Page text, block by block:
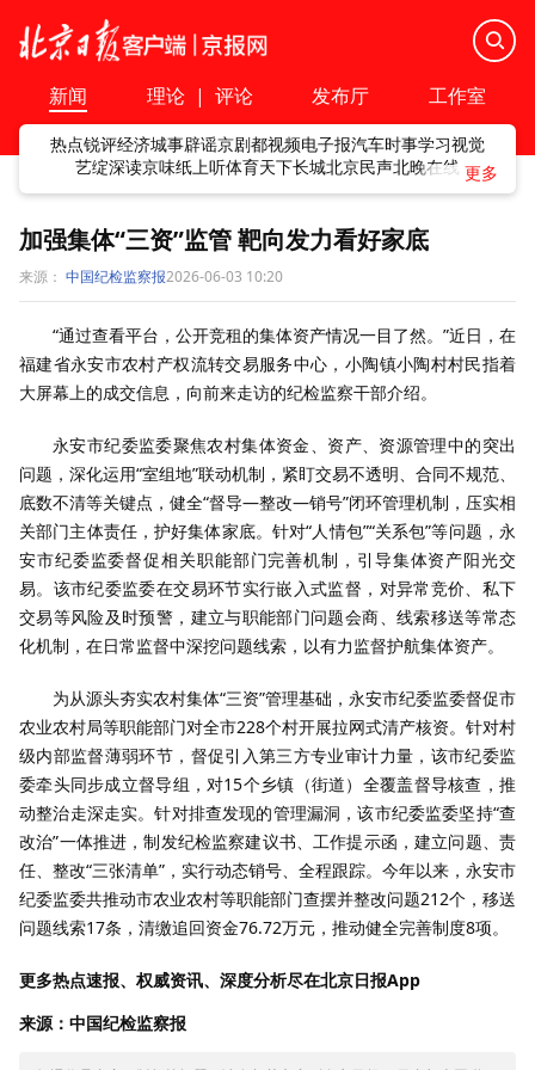
新闻 理论 | 评论 发布厅 工作室
热点锐评经济城事辟谣京剧都视频电子报汽车时事学习视觉
艺绽深读京味纸上听体育天下长城北京民声北晚在线
加强集体“三资”监管 靶向发力看好家底
来源： 中国纪检监察报2026-06-03 10:20
“通过查看平台，公开竞租的集体资产情况一目了然。”近日，在
福建省永安市农村产权流转交易服务中心，小陶镇小陶村村民指着
大屏幕上的成交信息，向前来走访的纪检监察干部介绍。
永安市纪委监委聚焦农村集体资金、资产、资源管理中的突出
问题，深化运用“室组地”联动机制，紧盯交易不透明、合同不规范、
底数不清等关键点，健全“督导—整改—销号”闭环管理机制，压实相
关部门主体责任，护好集体家底。针对“人情包”“关系包”等问题，永
安市纪委监委督促相关职能部门完善机制，引导集体资产阳光交
易。该市纪委监委在交易环节实行嵌入式监督，对异常竞价、私下
交易等风险及时预警，建立与职能部门问题会商、线索移送等常态
化机制，在日常监督中深挖问题线索，以有力监督护航集体资产。
为从源头夯实农村集体“三资”管理基础，永安市纪委监委督促市
农业农村局等职能部门对全市228个村开展拉网式清产核资。针对村
级内部监督薄弱环节，督促引入第三方专业审计力量，该市纪委监
委牵头同步成立督导组，对15个乡镇（街道）全覆盖督导核查，推
动整治走深走实。针对排查发现的管理漏洞，该市纪委监委坚持“查
改治”一体推进，制发纪检监察建议书、工作提示函，建立问题、责
任、整改“三张清单”，实行动态销号、全程跟踪。今年以来，永安市
纪委监委共推动市农业农村等职能部门查摆并整改问题212个，移送
问题线索17条，清缴追回资金76.72万元，推动健全完善制度8项。
更多热点速报、权威资讯、深度分析尽在北京日报App
来源：中国纪检监察报